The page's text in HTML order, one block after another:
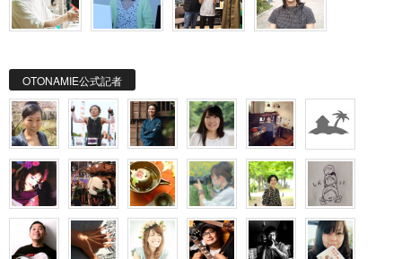
OTONAMIE公式記者